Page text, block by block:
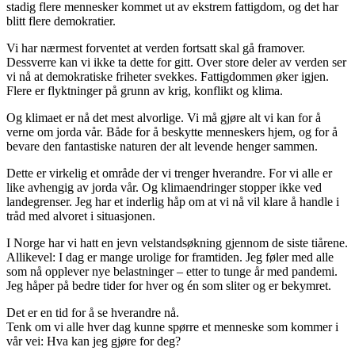
stadig flere mennesker kommet ut av ekstrem fattigdom, og det har
blitt flere demokratier.
Vi har nærmest forventet at verden fortsatt skal gå framover.
Dessverre kan vi ikke ta dette for gitt. Over store deler av verden ser
vi nå at demokratiske friheter svekkes. Fattigdommen øker igjen.
Flere er flyktninger på grunn av krig, konflikt og klima.
Og klimaet er nå det mest alvorlige. Vi må gjøre alt vi kan for å
verne om jorda vår. Både for å beskytte menneskers hjem, og for å
bevare den fantastiske naturen der alt levende henger sammen.
Dette er virkelig et område der vi trenger hverandre. For vi alle er
like avhengig av jorda vår. Og klimaendringer stopper ikke ved
landegrenser. Jeg har et inderlig håp om at vi nå vil klare å handle i
tråd med alvoret i situasjonen.
I Norge har vi hatt en jevn velstandsøkning gjennom de siste tiårene.
Allikevel: I dag er mange urolige for framtiden. Jeg føler med alle
som nå opplever nye belastninger – etter to tunge år med pandemi.
Jeg håper på bedre tider for hver og én som sliter og er bekymret.
Det er en tid for å se hverandre nå.
Tenk om vi alle hver dag kunne spørre et menneske som kommer i
vår vei: Hva kan jeg gjøre for deg?